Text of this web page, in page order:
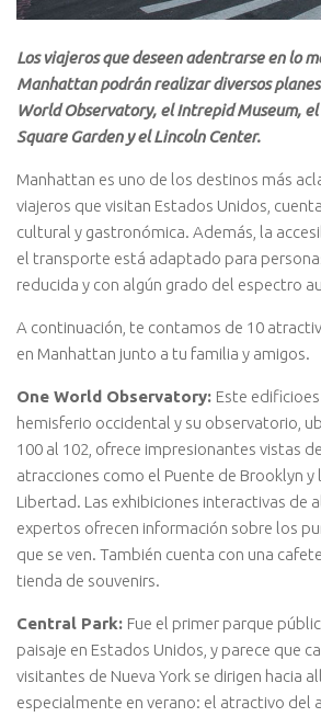
Los viajeros que deseen adentrarse en lo
Manhattan podrán realizar diversos
World Observatory, el Intrepid Museum,
Square Garden y el Lincoln Center.
Manhattan es uno de los destinos más
viajeros que visitan Estados Unidos,
cultural y gastronómica. Además, la
el transporte está adaptado para
reducida y con algún grado del espectro
A continuación, te contamos de 10
en Manhattan junto a tu familia y amigos.
One World Observatory: Este
hemisferio occidental y su observatorio,
100 al 102, ofrece impresionantes vistas
atracciones como el Puente de Brooklyn y
Libertad. Las exhibiciones interactivas de
expertos ofrecen información sobre los
que se ven. También cuenta con una
tienda de souvenirs.
Central Park: Fue el primer parque
paisaje en Estados Unidos, y parece que
visitantes de Nueva York se dirigen hacia
especialmente en verano: el atractivo del